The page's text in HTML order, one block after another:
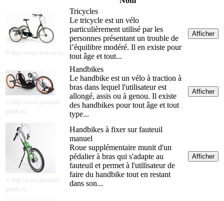
© http://www.hmc-nv.be
Tricycles
Le tricycle est un vélo
particulièrement utilisé par les
personnes présentant un trouble de
l’équilibre modéré. Il en existe pour
tout âge et tout...
Afficher
© http://www.proactiv-
gmbh.eu
Handbikes
Le handbike est un vélo à traction à
bras dans lequel l'utilisateur est
allongé, assis ou à genou. Il existe
des handbikes pour tout âge et tout
type...
Afficher
© http://www.proactiv-
gmbh.eu
Handbikes à fixer sur fauteuil
manuel
Roue supplémentaire munit d'un
pédalier à bras qui s'adapte au
fauteuil et permet à l'utilisateur de
faire du handbike tout en restant
dans son...
Afficher